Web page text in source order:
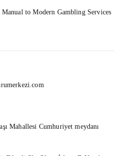
to Modern Gambling Services
Mahallesi Cumhuriyet meydanı